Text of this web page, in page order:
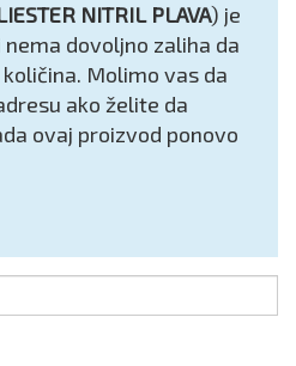
NITRIL PLAVA) je
dovoljno zaliha da
Molimo vas da
ako želite da
ovaj proizvod ponovo